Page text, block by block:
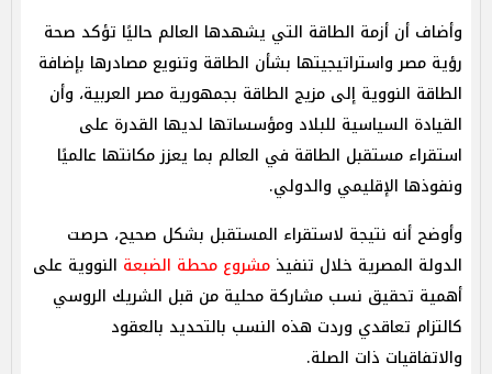
وأضاف أن أزمة الطاقة التي يشهدها العالم حاليًا تؤكد صحة
رؤية مصر واستراتيجيتها بشأن الطاقة وتنويع مصادرها بإضافة
الطاقة النووية إلى مزيج الطاقة بجمهورية مصر العربية، وأن
القيادة السياسية للبلاد ومؤسساتها لديها القدرة على
استقراء مستقبل الطاقة في العالم بما يعزز مكانتها عالميًا
ونفوذها الإقليمي والدولي.
وأوضح أنه نتيجة لاستقراء المستقبل بشكل صحيح، حرصت
الدولة المصرية خلال تنفيذ مشروع محطة الضبعة النووية على
أهمية تحقيق نسب مشاركة محلية من قبل الشريك الروسي
كالتزام تعاقدي وردت هذه النسب بالتحديد بالعقود
والاتفاقيات ذات الصلة.